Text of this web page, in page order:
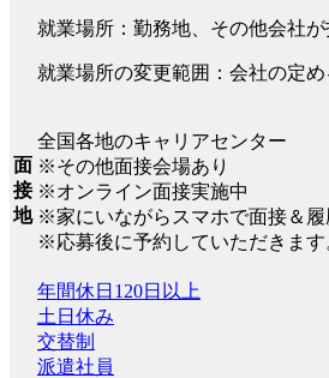
就業場所：勤務地、その他会社が
就業場所の変更範囲：会社の定
面
接
地
全国各地のキャリアセンター
※その他面接会場あり
※オンライン面接実施中
※家にいながらスマホで面接＆履
※応募後に予約していただきます
年間休日120日以上
土日休み
交替制
派遣社員